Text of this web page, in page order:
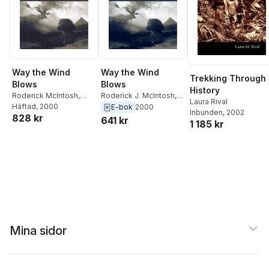
Way the Wind
Blows
Roderick McIntosh,
Joseph Tainter
Keech McIntosh
Häftad, 2000
828 kr
Way the Wind
Blows
Roderick J. McIntosh,
Joseph A. Tainter
Susan Keech McIntosh
E-bok 2000
641 kr
Trekking Through
History
Laura Rival
Inbunden, 2002
1 185 kr
Mina sidor